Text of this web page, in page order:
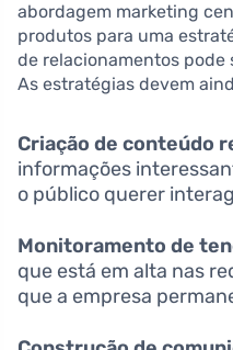
abordagem marketing
produtos para uma
de relacionamentos pode
As estratégias devem
Criação de conteúdo
informações
o público querer
Monitoramento de
que está em alta nas
que a empresa